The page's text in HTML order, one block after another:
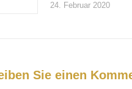
24. Februar 2020
Sie einen